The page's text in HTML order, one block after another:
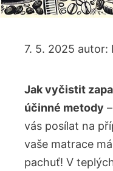
7. 5. 2025 autor:
Jak vyčistit
účinné metody
vás posílat na
vaše matrace
pachuť! V